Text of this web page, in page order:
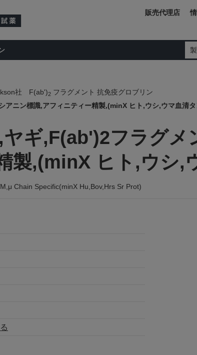
販売代理店
社 F(ab')2 フラグメント 抗免疫グロブリン
ニン標識,アフィニティー精製,(minX ヒト,ウシ,ウマ血清
ギ,F(ab')2フラグメ
製,(minX ヒト,ウシ,
Chain Specific(minX Hu,Bov,Hrs Sr Prot)